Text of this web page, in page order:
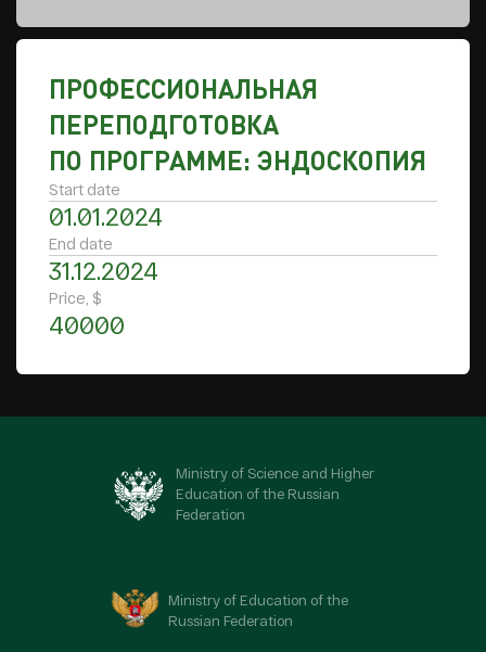
ПРОФЕССИОНАЛЬНАЯ
ПЕРЕПОДГОТОВКА
ПО ПРОГРАММЕ: ЭНДОСКОПИЯ
Start date
01.01.2024
End date
31.12.2024
Price, $
40000
Ministry of Science and Higher
Education of the Russian
Federation
Ministry of Education of the
Russian Federation